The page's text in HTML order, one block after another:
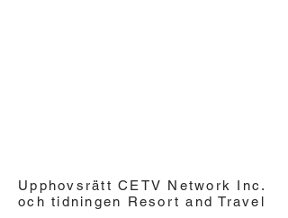
Upphovsrätt CETV Network Inc.
och tidningen Resort and Travel